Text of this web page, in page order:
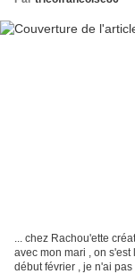
... chez Rachou'ette
avec mon mari , on
début février , je n'ai